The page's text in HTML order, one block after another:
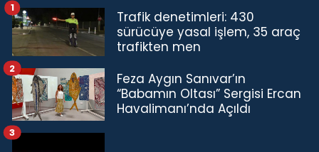
Trafik denetimleri: 430
sürücüye yasal işlem, 35 araç
trafikten men
1
Feza Aygın Sanıvar’ın
“Babamın Oltası” Sergisi Ercan
Havalimanı’nda Açıldı
2
3